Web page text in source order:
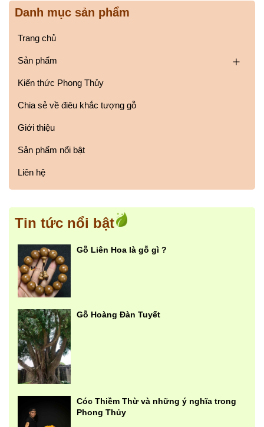
Danh mục sản phẩm
Trang chủ
Sản phẩm
Kiến thức Phong Thủy
Chia sẻ về điêu khắc tượng gỗ
Giới thiệu
Sản phẩm nổi bật
Liên hệ
Tin tức nổi bật
Gỗ Liên Hoa là gỗ gì ?
Gỗ Hoàng Đàn Tuyết
Cóc Thiềm Thừ và những ý nghĩa trong
Phong Thủy